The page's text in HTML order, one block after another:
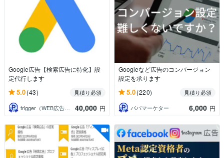
Google広告【検索広告に特化】設
定代行します
5.0(43)
見積り必須
trigger（WEB広告運用者）
40,000 円
Googleなど広告のコンバージョン
設定を承ります
5.0(220)
見積り必須
パパマーケター
6,000 円